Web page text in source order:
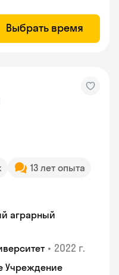
Выбрать время
13 лет опыта
аграрный
• 2022 г.
Учреждение